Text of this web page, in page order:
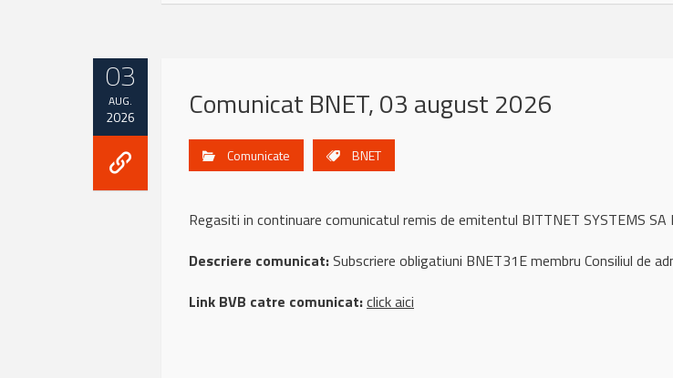
03
AUG.
2026 Comunicat BNET, 03 august 2026
Comunicate BNET
Regasiti in continuare comunicatul remis de emitentul BITTNET SYSTEMS
Descriere comunicat:Subscriere obligatiuni BNET31E membru Consiliul de
Link BVB catre comunicat:click aici